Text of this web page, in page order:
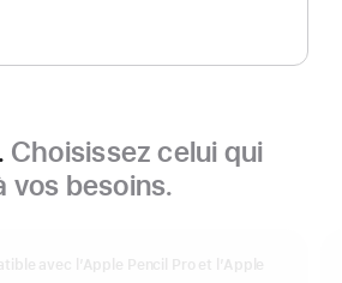
Choisissez celui qui
vos besoins.